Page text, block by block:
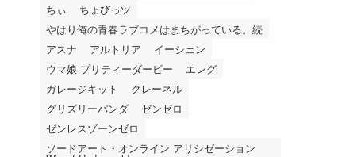
ちぃ
ちょびっツ
やはり俺の青春ラブコメはまちがっている。続
アスナ
アルトリア
イーシェン
ウマ娘 プリティーダービー
エレグ
ガレージキット
クレーネル
グリズリーパンダ
ゼンゼロ
ゼンレスゾーンゼロ
ソードアート・オンライン アリシゼーション